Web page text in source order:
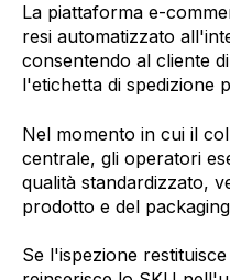
La piattaforma e-
resi automatizzato
consentendo al cliente
l'etichetta di spedizione
Nel momento in cui il
centrale, gli operatori
qualità standardizzato,
prodotto e del
Se l'ispezione